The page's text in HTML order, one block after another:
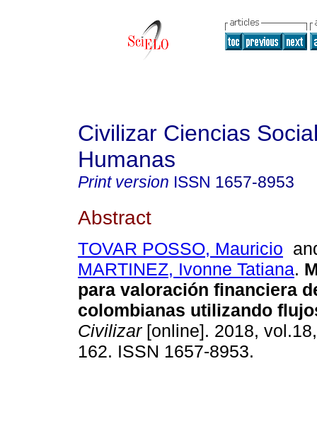
Civilizar Ciencias
Humanas
Print version ISSN 1657-8953
Abstract
TOVAR POSSO, Mauricio
MARTINEZ, Ivonne Tatiana.
para valoración financiera
colombianas utilizando
Civilizar[online]. 2018,
162. ISSN 1657-8953.